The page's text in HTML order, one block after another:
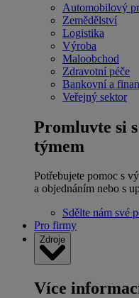
Automobilový
Zemědělství
Logistika
Výroba
Maloobchod
Zdravotní péče
Bankovní a
Veřejný sektor
Promluvte si
týmem
Potřebujete pomoc s
a objednáním nebo s
Sdělte nám své
Pro firmy
Zdroje
Více